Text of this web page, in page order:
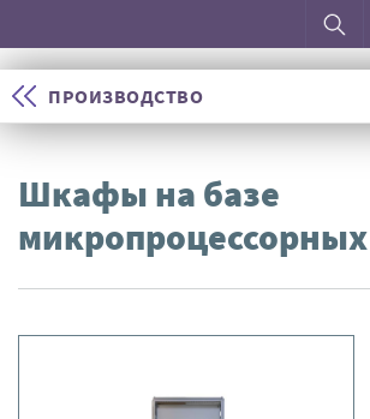
ПРОИЗВОДСТВО
Шкафы на базе